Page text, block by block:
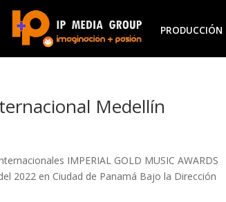
PRODUCCIÓN
Medellín
IMPERIAL GOLD MUSIC AWARDS
2022 en Ciudad de Panamá Bajo la Dirección